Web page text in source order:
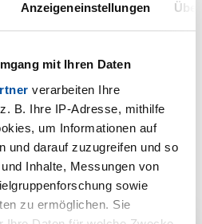
Anzeigeneinstellungen
mit Ihren Daten
verarbeiten Ihre
B. Ihre IP-Adresse, mithilfe
um Informationen auf
und darauf zuzugreifen und so
Inhalte, Messungen von
sowie
zu ermöglichen. Sie